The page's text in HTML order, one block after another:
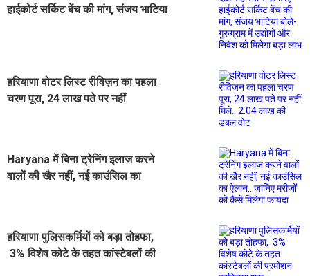
हाईकोर्ट सर्किट बेंच की मांग, संजय भाटिया
हरियाणा वोटर लिस्ट रीविज़न का पहला
चरण पूरा, 24 लाख पते पर नहीं
Haryana में बिना ट्रेनिंग इलाज करने
वालों की खैर नहीं, नई काउंसिल का
हरियाणा पुलिसकर्मियों को बड़ा तोहफा,
3% विशेष कोटे के तहत कांस्टेबलों की